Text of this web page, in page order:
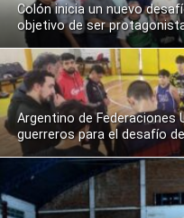
Colón inicia un nuevo
objetivo de ser
Argentino de Federaciones
guerreros para el desafío